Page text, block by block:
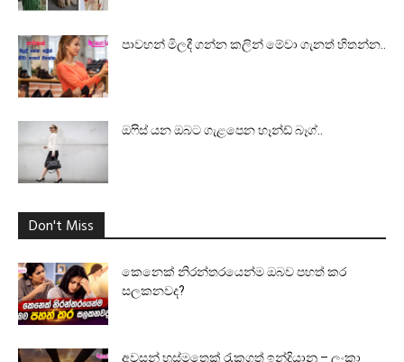
පාවහන් මිලදී ගන්න කලින් මේවා ගැනත් හිතන්න..
ඔෆිස් යන ඔබට ගැළපෙන හෑන්ඩ් බෑග්..
Don't Miss
කෙනෙක් නිරන්තරයෙන්ම ඔබව පහත් කර
සලකනවද?
අවසන් හුස්මතෙක් රැකගත් ඉන්දියානු – ලංකා